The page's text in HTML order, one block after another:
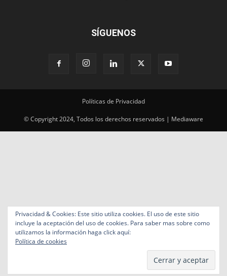
SÍGUENOS
Políticas de Privacidad
© Copyright 2024, Todos los derechos reservados | Mediaware
Privacidad & Cookies: Este sitio utiliza cookies. El uso de este sitio
incluye la aceptación del uso de cookies. Para saber mas sobre como
utilizamos la información haga click aquí:
Política de cookies